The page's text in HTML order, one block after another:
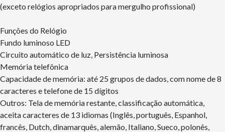
(exceto relógios apropriados para mergulho profissional)
Funções do Relógio
Fundo luminoso LED
Circuito automático de luz, Persistência luminosa
Memória telefônica
Capacidade de memória: até 25 grupos de dados, com nome de 8
caracteres e telefone de 15 dígitos
Outros: Tela de memória restante, classificação automática,
aceita caracteres de 13 idiomas (Inglês, português, Espanhol,
francês, Dutch, dinamarquês, alemão, Italiano, Sueco, polonês,